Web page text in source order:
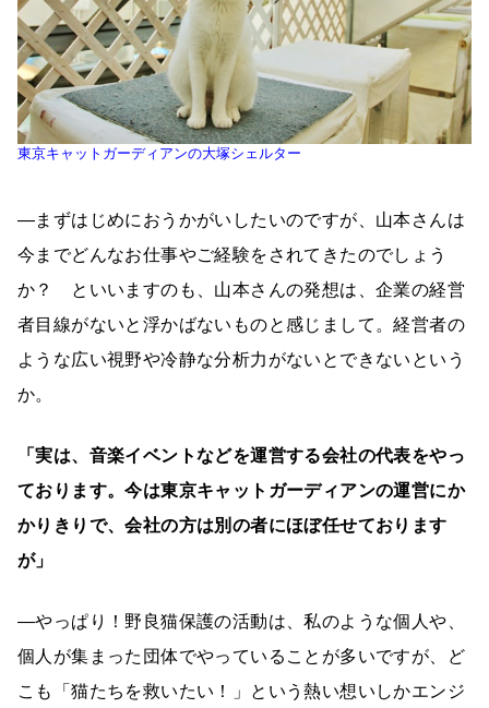
東京キャットガーディアンの大塚シェルター
―まずはじめにおうかがいしたいのですが、山本さんは
今までどんなお仕事やご経験をされてきたのでしょう
か？ といいますのも、山本さんの発想は、企業の経営
者目線がないと浮かばないものと感じまして。経営者の
ような広い視野や冷静な分析力がないとできないという
か。
「実は、音楽イベントなどを運営する会社の代表をやっ
ております。今は東京キャットガーディアンの運営にか
かりきりで、会社の方は別の者にほぼ任せております
が」
―やっぱり！野良猫保護の活動は、私のような個人や、
個人が集まった団体でやっていることが多いですが、ど
こも「猫たちを救いたい！」という熱い想いしかエンジ